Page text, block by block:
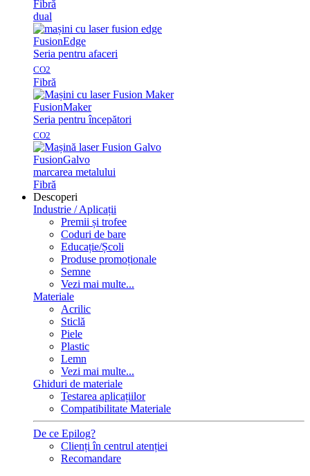
Fibră
dual
FusionEdge
Seria pentru afaceri
CO2
Fibră
FusionMaker
Seria pentru începători
CO2
FusionGalvo
marcarea metalului
Fibră
Descoperi
Industrie / Aplicații
Premii și trofee
Coduri de bare
Educație/Școli
Produse promoționale
Semne
Vezi mai multe...
Materiale
Acrilic
Sticlă
Piele
Plastic
Lemn
Vezi mai multe...
Ghiduri de materiale
Testarea aplicațiilor
Compatibilitate Materiale
De ce Epilog?
Clienți în centrul atenției
Recomandare